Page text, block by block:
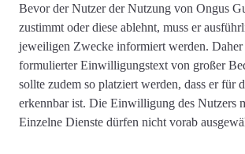
Bevor der Nutzer der Nutzung von Ongus
zustimmt oder diese ablehnt, muss er
jeweiligen Zwecke informiert werden.
formulierter Einwilligungstext von großer
sollte zudem so platziert werden, dass er für
erkennbar ist. Die Einwilligung des Nutzers
Einzelne Dienste dürfen nicht vorab